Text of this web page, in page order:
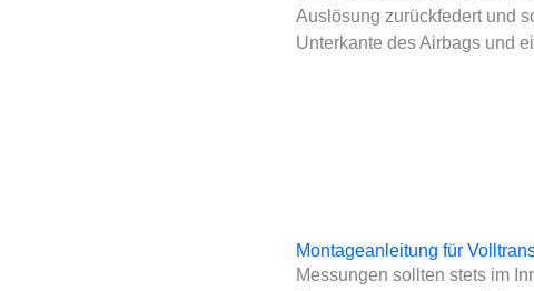
Auslösung zurückfedert und
Unterkante des Airbags und
Montageanleitung für
Messungen sollten stets im